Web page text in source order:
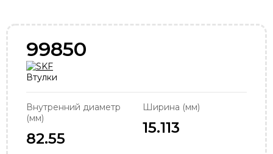
+7 (831) 215-14-27
order@podshipnik-nn.ru
99850
Втулки
Внутренний диаметр
(мм)
82.55
Ширина (мм)
15.113